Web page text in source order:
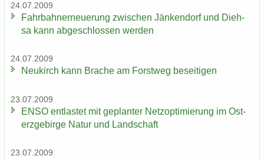
24.07.2009
Fahr­bahn­erneue­rung zwi­schen Jän­ken­dorf und Dieh­
sa kann ab­ge­schlos­sen wer­den
24.07.2009
Neu­kirch kann Bra­che am Forst­weg be­sei­ti­gen
23.07.2009
ENSO ent­las­tet mit ge­plan­ter Netz­op­ti­mie­rung im Ost­
erz­ge­bir­ge Natur und Land­schaft
23.07.2009